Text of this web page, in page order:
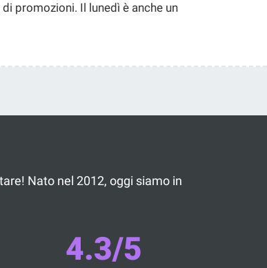
promozioni. Il lunedì è anche un
Nato nel 2012, oggi siamo in
4.3/5